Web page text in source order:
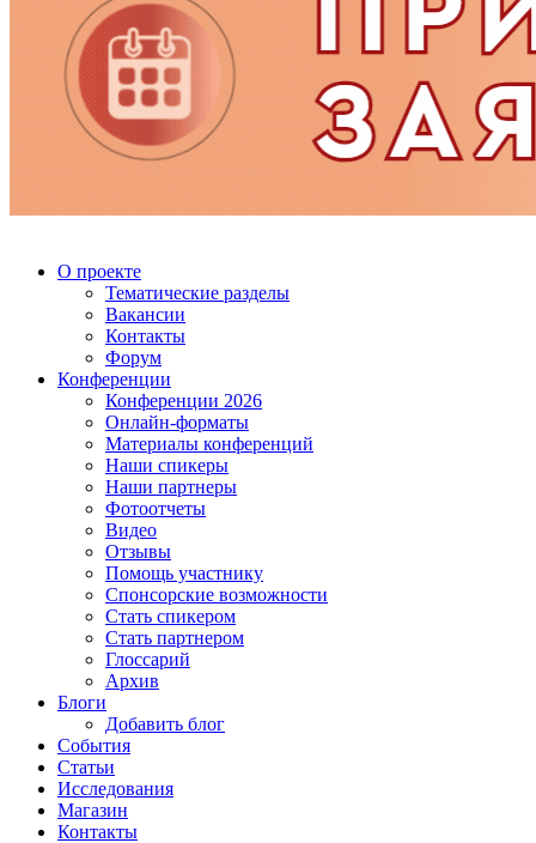
О проекте
Тематические разделы
Вакансии
Контакты
Форум
Конференции
Конференции 2026
Онлайн-форматы
Материалы конференций
Наши спикеры
Наши партнеры
Фотоотчеты
Видео
Отзывы
Помощь участнику
Спонсорские возможности
Стать спикером
Стать партнером
Глоссарий
Архив
Блоги
Добавить блог
События
Статьи
Исследования
Магазин
Контакты